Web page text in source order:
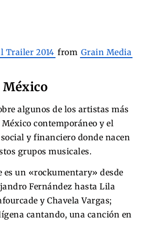
Trailer 2014 from Grain Media
México
algunos de los artistas más
contemporáneo y el
y financiero donde nacen
grupos musicales.
es un «rockumentary» desde
Fernández hasta Lila
y Chavela Vargas;
cantando, una canción en